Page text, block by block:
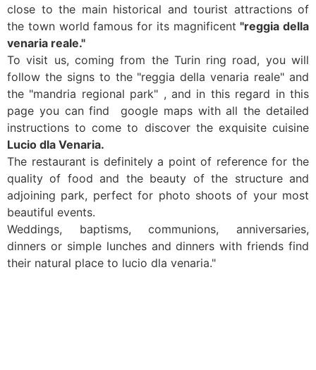
close to the main historical and tourist attractions of
the town world famous for its magnificent "reggia della
venaria reale."
To visit us, comingfrom the Turin ring road, you will
follow the signs to the "reggia della venaria reale" and
the "mandria regional park" ,and in this regard in this
page you can find google maps with all the detailed
instructions to come to discover the exquisite cuisine
Lucio dla Venaria.
The restaurant is definitely a point of reference for the
quality of food and the beauty of the structure and
adjoining park, perfect for photo shoots of your most
beautiful events.
Weddings,
baptisms, communions, anniversaries,
dinners or simple lunches and dinners with friends find
their natural place to lucio dla venaria."